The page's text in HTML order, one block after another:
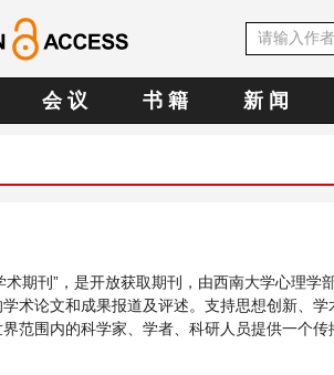
会 议 书 籍 新 闻
术期刊”，是开放获取期刊，由西南大学心理学
术论文和成果报道及评述。支持思想创新、
范围内的科学家、学者、科研人员提供一个传